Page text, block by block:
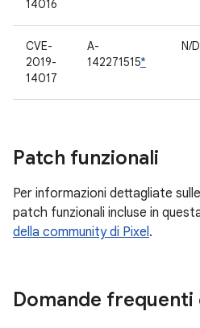
14016
CVE-
2019-
14017
A-
142271515*
N/D
Patch funzionali
Per informazioni dettagliate
patch funzionali incluse in
della community di Pixel.
Domande frequenti